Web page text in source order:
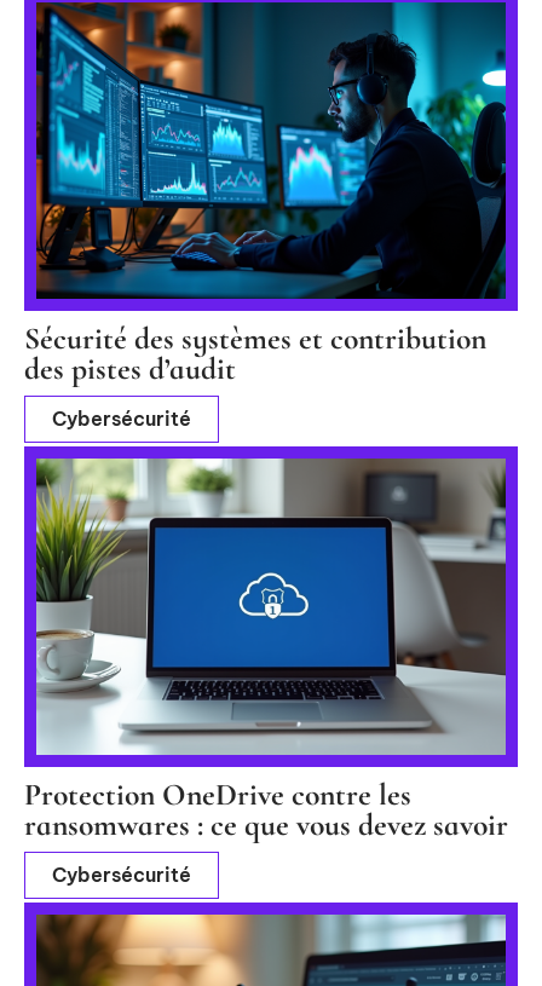
Sécurité des systèmes et contribution
des pistes d’audit
Cybersécurité
Protection OneDrive contre les
ransomwares : ce que vous devez savoir
Cybersécurité